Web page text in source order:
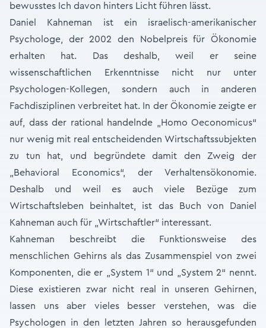
bewusstes Ich davon hinters Licht führen lässt.
Daniel Kahneman ist ein israelisch-amerikanischer
Psychologe, der 2002 den Nobelpreis für Ökonomie
erhalten hat. Das deshalb, weil er seine
wissenschaftlichen Erkenntnisse nicht nur unter
Psychologen-Kollegen, sondern auch in anderen
Fachdisziplinen verbreitet hat. In der Ökonomie zeigte er
auf, dass der rational handelnde „Homo Oeconomicus“
nur wenig mit real entscheidenden Wirtschaftssubjekten
zu tun hat, und begründete damit den Zweig der
„Behavioral Economics“, der Verhaltensökonomie.
Deshalb und weil es auch viele Bezüge zum
Wirtschaftsleben beinhaltet, ist das Buch von Daniel
Kahneman auch für „Wirtschaftler“ interessant.
Kahneman beschreibt die Funktionsweise des
menschlichen Gehirns als das Zusammenspiel von zwei
Komponenten, die er „System 1“ und „System 2“ nennt.
Diese existieren zwar nicht real in unseren Gehirnen,
lassen uns aber vieles besser verstehen, was die
Psychologen in den letzten Jahren so herausgefunden